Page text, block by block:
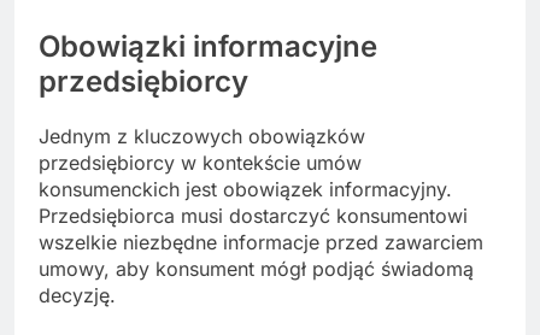
Obowiązki informacyjne
przedsiębiorcy
Jednym z kluczowych obowiązków
przedsiębiorcy w kontekście umów
konsumenckich jest obowiązek informacyjny.
Przedsiębiorca musi dostarczyć konsumentowi
wszelkie niezbędne informacje przed zawarciem
umowy, aby konsument mógł podjąć świadomą
decyzję.